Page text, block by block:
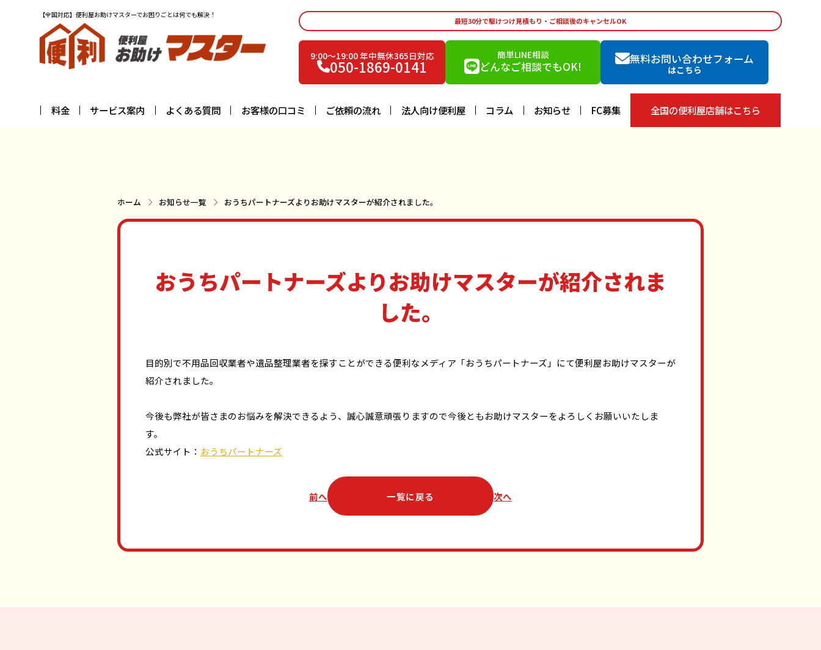
【全国対応】便利屋お助けマスターでお困りごとは何でも解決！
最短30分で駆けつけ見積もり・ご相談後のキャンセルOK
9:00〜19:00 年中無休365日対応
050-1869-0141
簡単LINE相談
どんなご相談でもOK!
無料お問い合わせフォーム
はこちら
料金 サービス案内 よくある質問 お客様の口コミ ご依頼の流れ 法人向け便利屋 コラム お知らせ FC募集 全国の便利屋店舗はこちら
ホーム お知らせ一覧 おうちパートナーズよりお助けマスターが紹介されました。
おうちパートナーズよりお助けマスターが紹介されま
した。
目的別で不用品回収業者や遺品整理業者を探すことができる便利なメディア「おうちパートナーズ」にて便利屋お助けマスターが
紹介されました。
今後も弊社が皆さまのお悩みを解決できるよう、誠心誠意頑張りますので今後ともお助けマスターをよろしくお願いいたしま
す。
公式サイト： おうちパートナーズ
前へ 一覧に戻る 次へ